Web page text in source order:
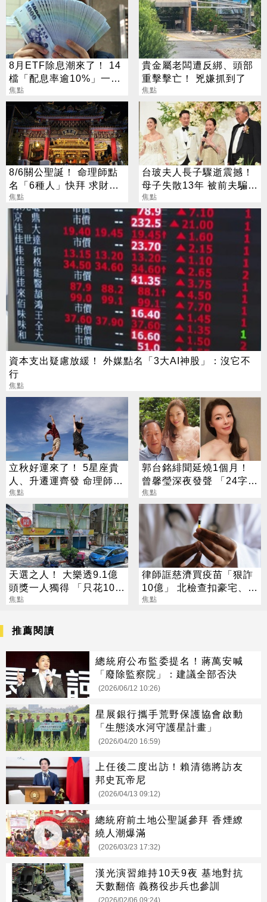
8月ETF除息潮來了！ 14
檔「配息率逾10%」一次
看
焦點
貴金屬老闆遭反綁、頭部
重擊擊亡！ 兇嫌抓到了
焦點
8/6關公聖誕！ 命理師點
名「6種人」快拜 求財求
職保平安
焦點
台玻夫人長子驟逝震撼！
母子失散13年 被前夫騙
「愛兒已夭折」
焦點
資本支出疑慮放緩！ 外媒點名「3大AI神股」：沒它不
行
焦點
立秋好運來了！ 5星座貴
人、升遷運齊發 命理師：
把握黃金轉運期
焦點
郭台銘緋聞延燒1個月！
曾馨瑩深夜發聲 「24字」
吐盡最心繫的事
焦點
天選之人！ 大樂透9.1億
頭獎一人獨得 「只花100
元」買法曝光
焦點
律師誆慈濟買疫苗「狠詐
10億」 北檢查扣豪宅、搜
出158公斤黃金
焦點
推薦閱讀
總統府公布監委提名！蔣萬安喊
「廢除監察院」：建議全部否決
(2026/06/12 10:26)
星展銀行攜手荒野保護協會啟動
「生態淡水河守護星計畫」
(2026/04/20 16:59)
上任後二度出訪！賴清德將訪友
邦史瓦帝尼
(2026/04/13 09:12)
總統府前土地公聖誕參拜 香煙繚
繞人潮爆滿
(2026/03/23 17:32)
漢光演習維持10天9夜 基地對抗
天數翻倍 義務役步兵也參訓
(2026/02/06 09:24)